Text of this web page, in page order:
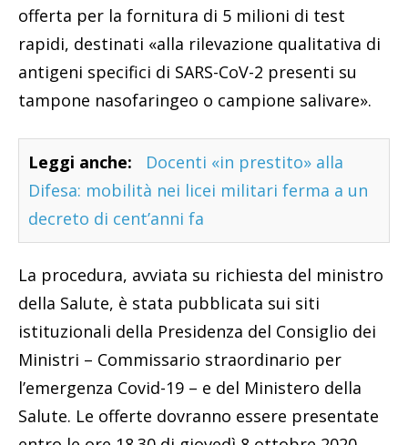
offerta per la fornitura di 5 milioni di test
rapidi, destinati «alla rilevazione qualitativa di
antigeni specifici di SARS-CoV-2 presenti su
tampone nasofaringeo o campione salivare».
Leggi anche:
Docenti «in prestito» alla
Difesa: mobilità nei licei militari ferma a un
decreto di cent’anni fa
La procedura, avviata su richiesta del ministro
della Salute, è stata pubblicata sui siti
istituzionali della Presidenza del Consiglio dei
Ministri – Commissario straordinario per
l’emergenza Covid-19 – e del Ministero della
Salute. Le offerte dovranno essere presentate